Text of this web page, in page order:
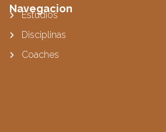
Navegacion
Estudios
Disciplinas
Coaches